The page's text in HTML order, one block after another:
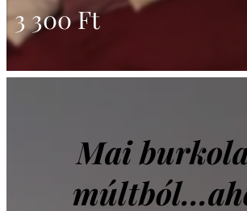
3 300Ft
Mai